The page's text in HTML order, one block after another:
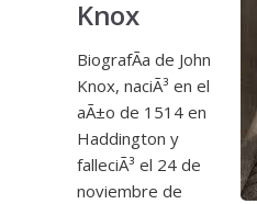
Knox
BiografÃ­a de John
Knox, naciÃ³ en el
aÃ±o de 1514 en
Haddington y
falleciÃ³ el 24 de
noviembre de